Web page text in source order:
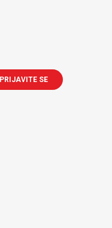
PRIJAVITE SE